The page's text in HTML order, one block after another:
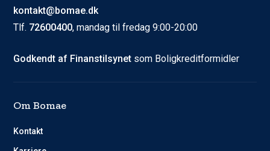
kontakt@bomae.dk
Tlf. 72600400, mandag til fredag 9:00-20:00
Godkendt af Finanstilsynet som Boligkreditformidler
Om Bomae
Kontakt